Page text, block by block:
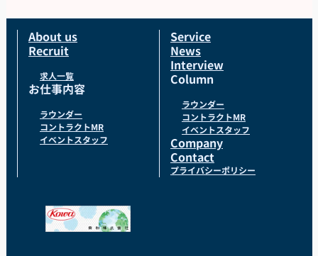
About us
Recruit
求人一覧
お仕事内容
ラウンダー
コントラクトMR
イベントスタッフ
Service
News
Interview
Column
ラウンダー
コントラクトMR
イベントスタッフ
Company
Contact
プライバシーポリシー